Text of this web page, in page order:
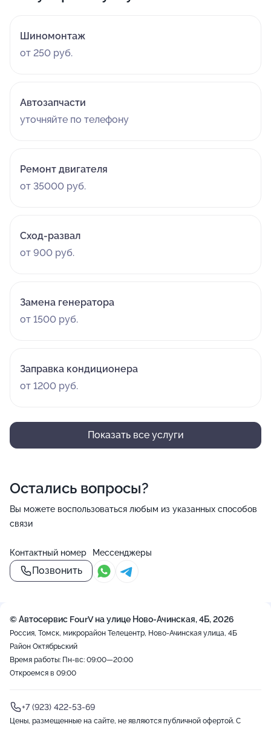
Шиномонтаж
от 250 руб.
Автозапчасти
уточняйте по телефону
Ремонт двигателя
от 35000 руб.
Сход-развал
от 900 руб.
Замена генератора
от 1500 руб.
Заправка кондиционера
от 1200 руб.
Показать все услуги
Остались вопросы?
Вы можете воспользоваться любым из указанных способов
связи
Контактный номер
Позвонить
Мессенджеры
© Автосервис FourV на улице Ново-Ачинская, 4Б, 2026
Россия, Томск, микрорайон Телецентр, Ново-Ачинская улица, 4Б
Район Октябрьский
Время работы: Пн-вс: 09:00—20:00
Откроемся в 09:00
+7 (923) 422-53-69
Цены, размещенные на сайте, не являются публичной офертой. С